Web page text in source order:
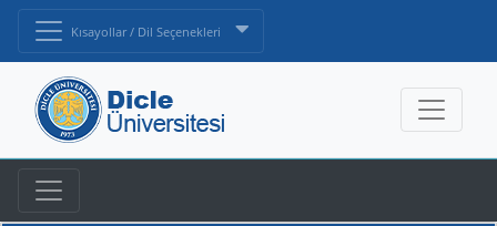
Kısayollar / Dil Seçenekleri